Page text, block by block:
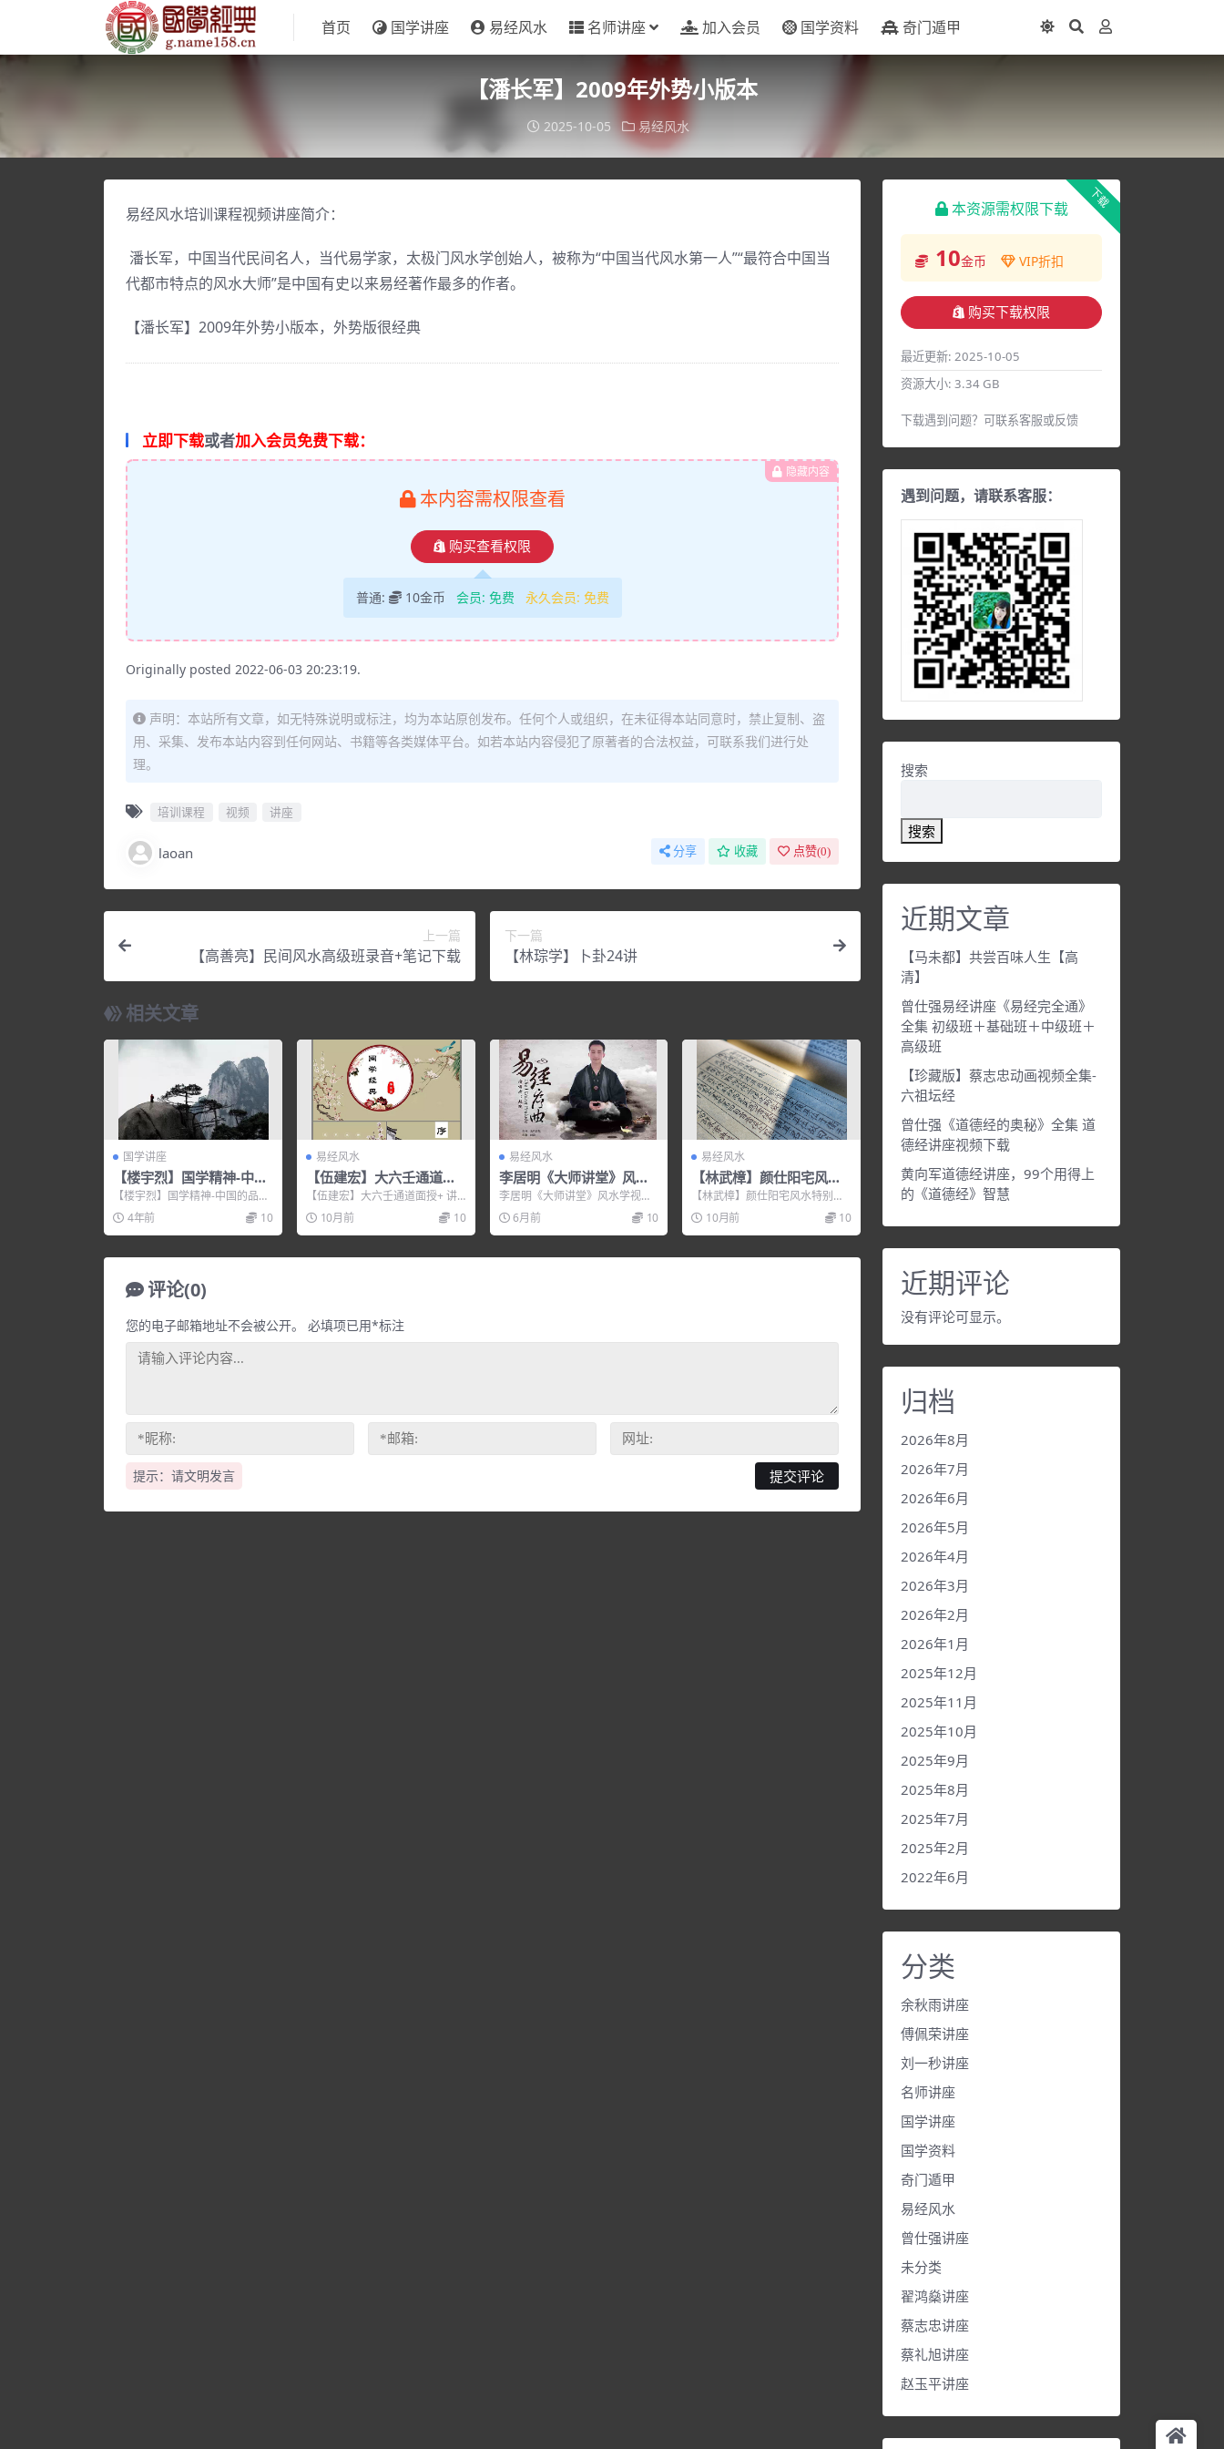
首页 国学讲座 易经风水 名师讲座 加入会员 国学资料 奇门遁甲
【潘长军】2009年外势小版本
2025-10-05 易经风水
易经风水培训课程视频讲座简介：
潘长军，中国当代民间名人，当代易学家，太极门风水学创始人，被称为“中国当代风水第一人”“最符合中国当
代都市特点的风水大师”是中国有史以来易经著作最多的作者。
【潘长军】2009年外势小版本，外势版很经典
立即下载或者加入会员免费下载：
隐藏内容
本内容需权限查看
购买查看权限
普通: 10金币 会员: 免费 永久会员: 免费
Originally posted 2022-06-03 20:23:19.
声明：本站所有文章，如无特殊说明或标注，均为本站原创发布。任何个人或组织，在未征得本站同意时，禁止复制、盗
用、采集、发布本站内容到任何网站、书籍等各类媒体平台。如若本站内容侵犯了原著者的合法权益，可联系我们进行处
理。
培训课程 视频 讲座
laoan 分享 收藏 点赞(0)
上一篇
【高善亮】民间风水高级班录音+笔记下载
下一篇
【林琮学】卜卦24讲
相关文章
国学讲座
【楼宇烈】国学精神-中国
的品格
【楼宇烈】国学精神-中国的品
格，培训讲座视频，培训课程视
频教程下载，百度网盘资源...
4年前 10
易经风水
【伍建宏】大六壬通道面
授+ 讲义 全集
【伍建宏】大六壬通道面授+ 讲
义 全集，培训讲座视频，培训课
程视频教程下载，百度...
10月前 10
易经风水
李居明《大师讲堂》风水
学视频
李居明《大师讲堂》风水学视
频，培训讲座视频，培训课程视
频教程下载，百度网盘资源分...
6月前 10
易经风水
【林武樟】颜仕阳宅风水
特别专班讲座+讲义
【林武樟】颜仕阳宅风水特别专
班讲座+讲义，培训讲座视频，培
训课程视频教程下载，百...
10月前 10
评论(0)
提示：请文明发言
您的电子邮箱地址不会被公开。 必填项已用*标注
下载
本资源需权限下载
10金币 VIP折扣
购买下载权限
最近更新: 2025-10-05
资源大小: 3.34 GB
下载遇到问题？可联系客服或反馈
遇到问题，请联系客服：
搜索
搜索
近期文章
【马未都】共尝百味人生【高
清】
曾仕强易经讲座《易经完全通》
全集 初级班＋基础班＋中级班＋
高级班
【珍藏版】蔡志忠动画视频全集-
六祖坛经
曾仕强《道德经的奥秘》全集 道
德经讲座视频下载
黄向军道德经讲座，99个用得上
的《道德经》智慧
近期评论
没有评论可显示。
归档
2026年8月
2026年7月
2026年6月
2026年5月
2026年4月
2026年3月
2026年2月
2026年1月
2025年12月
2025年11月
2025年10月
2025年9月
2025年8月
2025年7月
2025年2月
2022年6月
分类
余秋雨讲座
傅佩荣讲座
刘一秒讲座
名师讲座
国学讲座
国学资料
奇门遁甲
易经风水
曾仕强讲座
未分类
翟鸿燊讲座
蔡志忠讲座
蔡礼旭讲座
赵玉平讲座